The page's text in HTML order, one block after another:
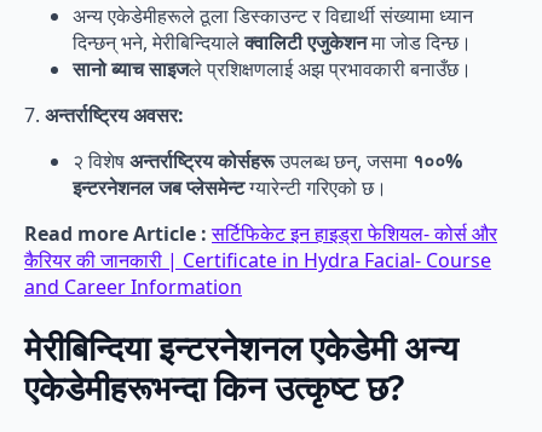
अन्य एकेडेमीहरूले ठूला डिस्काउन्ट र विद्यार्थी संख्यामा ध्यान
दिन्छन् भने, मेरीबिन्दियालेक्वालिटी एजुकेशनमा जोड दिन्छ।
सानो ब्याच साइजले प्रशिक्षणलाई अझ प्रभावकारी बनाउँछ।
7. अन्तर्राष्ट्रिय अवसर:
२ विशेषअन्तर्राष्ट्रिय कोर्सहरूउपलब्ध छन्, जसमा १००%
इन्टरनेशनल जब प्लेसमेन्टग्यारेन्टी गरिएको छ।
Read more Article : सर्टिफिकेट इन हाइड्रा फेशियल- कोर्स और
कैरियर की जानकारी | Certificate in Hydra Facial- Course
and Career Information
मेरीबिन्दिया इन्टरनेशनल एकेडेमी अन्य
एकेडेमीहरूभन्दा किन उत्कृष्ट छ?